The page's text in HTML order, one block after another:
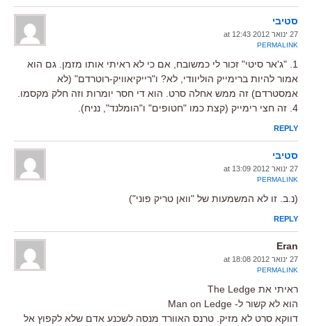
סטיבי
27 ינואר 2012 at 12:43
PERMALINK
1. "ג'אר סיטי" זכור לי כמשובח, אם כי לא ראיתי אותו מזמן. גם הוא
אמור להיות ברימייק הוליוודי, לא? ו"רייקיאוויק-רוטרדם" (לא
אמסטרדם) זה ממש אחלה סרט. הוא די חסר יומרות וזה חלק מקסמו.
4. זה חצי רימייק (קצת כמו "חטופים" ו"הומלנד", נניח).
REPLY
סטיבי
27 ינואר 2012 at 13:09
PERMALINK
(נ.ב. זו לא המשמעות של "וואן טריק פוני")
REPLY
Eran
27 ינואר 2012 at 18:08
PERMALINK
ראיתי את The Ledge
הוא לא קשור ל- Man on Ledge
דווקא סרט לא מזיק. טרנס האוורד מנסה לשכנע אדם שלא לקפוץ אל